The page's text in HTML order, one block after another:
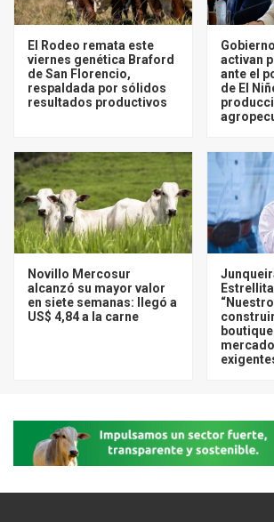
El Rodeo remata este
viernes genética Braford
de San Florencio,
respaldada por sólidos
resultados productivos
activan
ante el
de El
Novillo Mercosur
alcanzó su mayor valor
en siete semanas: llegó a
US$ 4,84 a la carne